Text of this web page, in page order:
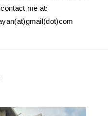
me at: